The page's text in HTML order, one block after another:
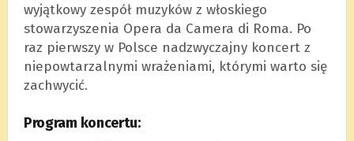
wyjątkowy zespół muzyków z włoskiego
stowarzyszenia Opera da Camera di Roma. Po
raz pierwszy w Polsce nadzwyczajny koncert z
niepowtarzalnymi wrażeniami, którymi warto się
zachwycić.
Program koncertu: